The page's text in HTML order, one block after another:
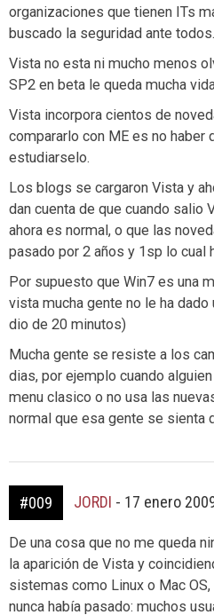
organizaciones que tienen ITs
buscado la seguridad ante todos.
Vista no esta ni mucho menos
SP2 en beta le queda mucha
Vista incorpora cientos de
compararlo con ME es no haber
estudiarselo.
Los blogs se cargaron Vista y
dan cuenta de que cuando salio
ahora es normal, o que las
pasado por 2 años y 1sp lo cual
Por supuesto que Win7 es una
vista mucha gente no le ha
dio de 20 minutos)
Mucha gente se resiste a los
dias, por ejemplo cuando
menu clasico o no usa las
normal que esa gente se sienta
#009 JORDI - 17 enero
De una cosa que no me queda
la aparición de Vista y
sistemas como Linux o Mac
nunca había pasado: muchos